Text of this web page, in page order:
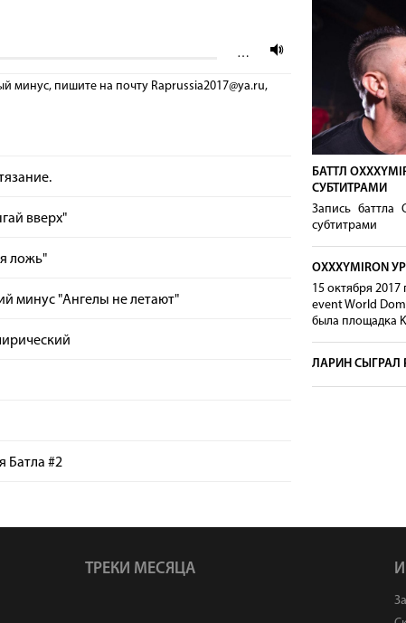
…
минус, пишите на почту Raprussia2017@ya.ru,
вверх"
ложь"
минус "Ангелы не летают"
Батла #2
БАТТЛ
СУБТИТРАМИ
Запись баттла
субтитрами
OXXXYMIRON
15 октября
event World
была площадка
ЛАРИН
ТРЕКИ МЕСЯЦА